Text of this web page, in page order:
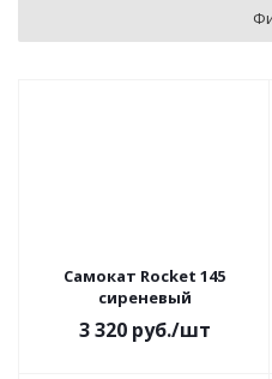
Самокат Rocket 145
сиреневый
3 320руб./шт